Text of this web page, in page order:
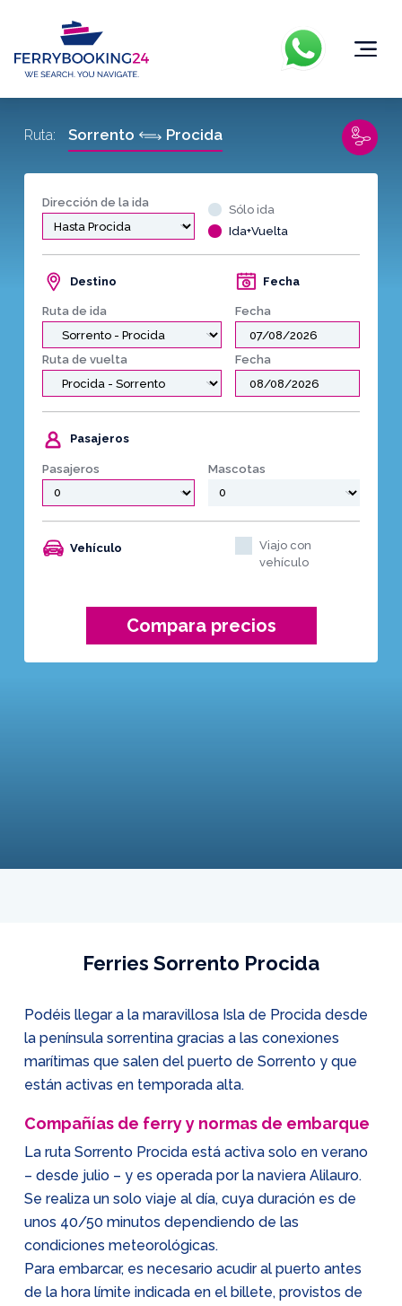
Dirección de la ida
Sólo ida
Ida+Vuelta
Destino
Ruta de ida
Fecha
Fecha
Ruta de vuelta Fecha
Pasajeros
Pasajeros Mascotas
Vehículo
Viajo con
vehículo
Compara precios
Ruta: Sorrento Procida
Ferries Sorrento Procida
Podéis llegar a la maravillosa Isla de Procida desde
la península sorrentina gracias a las conexiones
marítimas que salen del puerto de Sorrento y que
están activas en temporada alta.
Compañías de ferry y normas de embarque
La ruta Sorrento Procida está activa solo en verano
– desde julio – y es operada por la naviera Alilauro.
Se realiza un solo viaje al día, cuya duración es de
unos 40/50 minutos dependiendo de las
condiciones meteorológicas.
Para embarcar, es necesario acudir al puerto antes
de la hora límite indicada en el billete, provistos de